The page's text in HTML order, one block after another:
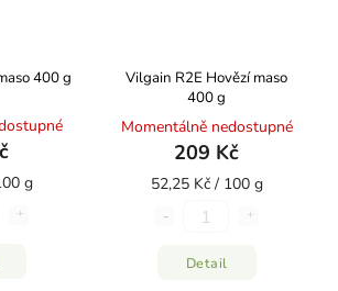
400 g
g
Vilgain R2E Hovězí maso
400 g
Momentálně nedostupné
209 Kč
52,25 Kč / 100 g
Detail